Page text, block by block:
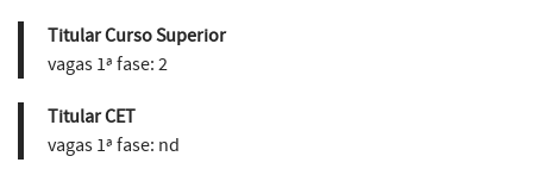
Titular Curso Superior
vagas 1ª fase: 2
Titular CET
vagas 1ª fase: nd